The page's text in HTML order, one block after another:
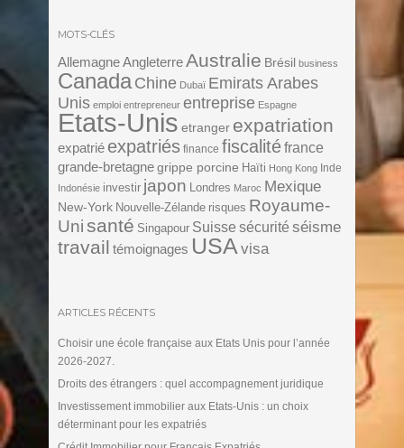
MOTS-CLÉS
Allemagne AngleterreAustralie Brésil business
Canada Chine Dubaï Emirats Arabes
Unis emploi entrepreneur entreprise Espagne
Etats-Unis etranger expatriation
expatrié expatriés finance fiscalitéfrance
grande-bretagne grippe porcine Haïti Hong Kong Inde
Indonésie investir japon Londres Maroc Mexique
New-York Nouvelle-Zélande risques Royaume-
Unisanté Singapour Suisse sécurité séisme
travail témoignages USA visa
ARTICLES RÉCENTS
Choisir une école française aux Etats Unis pour l’année
2026-2027.
Droits des étrangers : quel accompagnement juridique
Investissement immobilier aux Etats-Unis : un choix
déterminant pour les expatriés